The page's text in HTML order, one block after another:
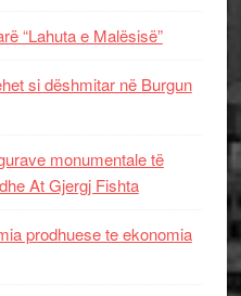
“Lahuta e Malësisë”
si dëshmitar në Burgun
monumentale të
At Gjergj Fishta
prodhuese te ekonomia